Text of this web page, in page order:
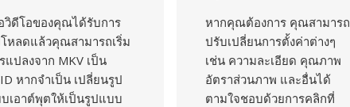
วิดีโอของคุณได้รับการ
หลดแล้วคุณสามารถเริ่ม
แปลงจาก MKV เป็น
หากจำเป็น เปลี่ยนรูป
เอาต์พุตให้เป็นรูปแบบ
หากคุณต้องการ คุณสามารถ
ปรับเปลี่ยนการตั้งค่าต่างๆ
เช่น ความละเอียด คุณภาพ
อัตราส่วนภาพ และอื่นได้
ตามใจชอบด้วยการคลิกที่